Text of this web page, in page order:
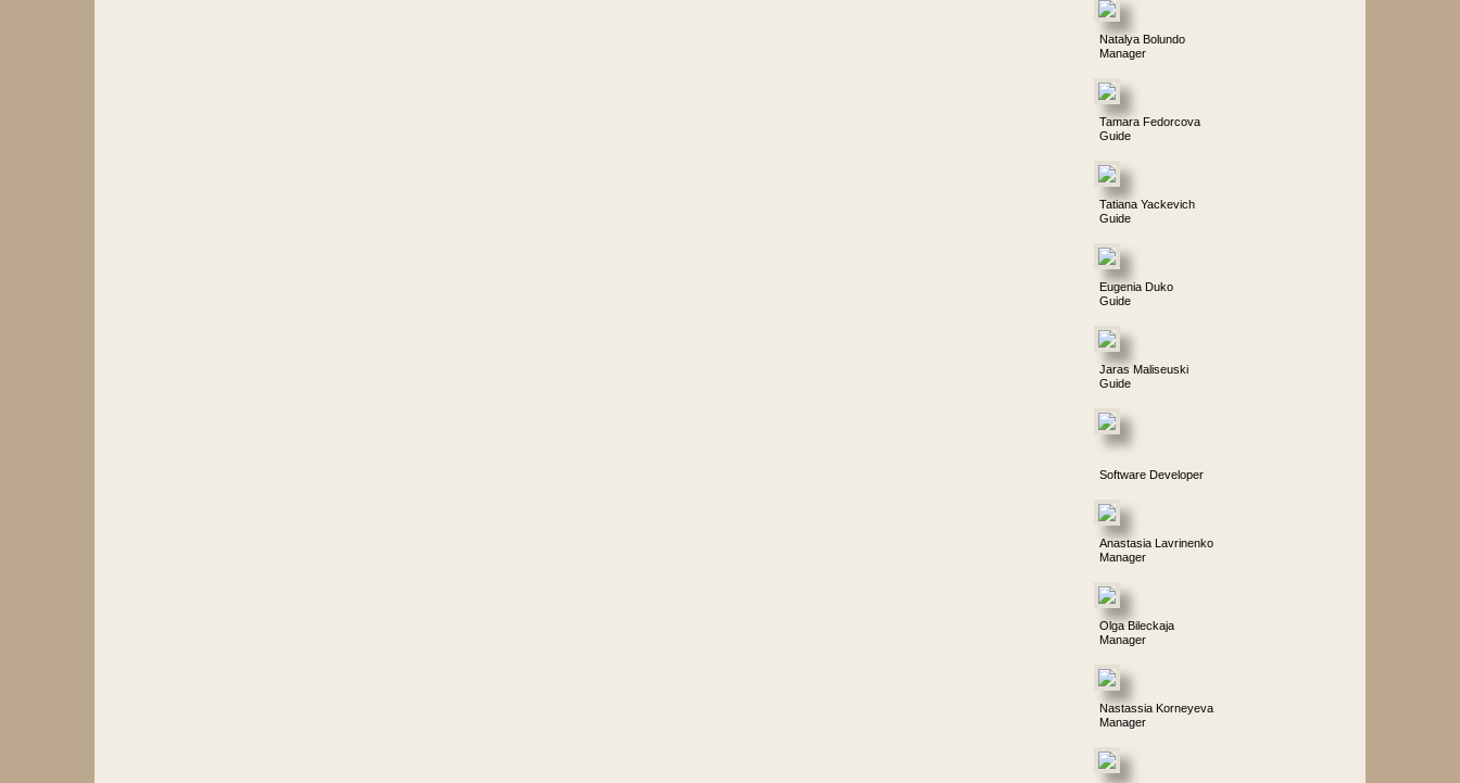
Natalya Bolundo
Manager
Tamara Fedorcova
Guide
Tatiana Yackevich
Guide
Eugenia Duko
Guide
Jaras Maliseuski
Guide
Software Developer
Anastasia Lavrinenko
Manager
Olga Bileckaja
Manager
Nastassia Korneyeva
Manager